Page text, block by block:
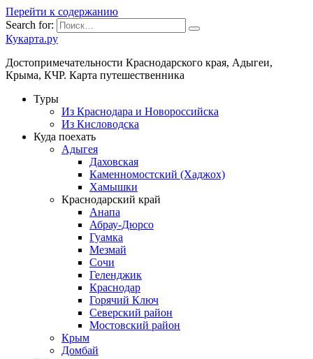
Перейти к содержанию
Search for:
Кукарта.ру
Достопримечательности Краснодарского края, Адыгеи,
Крыма, КЧР. Карта путешественника
Туры
Из Краснодара и Новороссийска
Из Кисловодска
Куда поехать
Адыгея
Даховская
Каменномостский (Хаджох)
Хамышки
Краснодарский край
Анапа
Абрау-Дюрсо
Гуамка
Мезмай
Сочи
Геленджик
Краснодар
Горячий Ключ
Северский район
Мостовский район
Крым
Домбай